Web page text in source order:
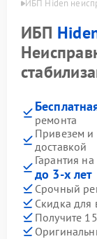
ИБП Hiden
ИБП
ремонта
Привезем и
доставкой
Гарантия
до 3-х лет
Срочный
Скидка для
Получите